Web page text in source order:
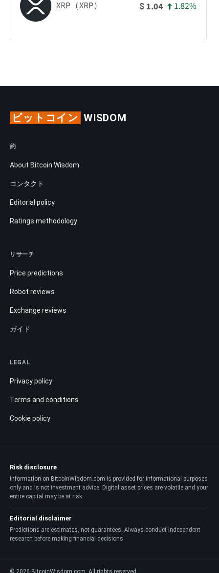
XRP（XRP） $ 1.04 1.82%
ビットコイン WISDOM
約
About Bitcoin Wisdom
コンタクト
Editorial policy
Ratings methodology
リサーチ
Price predictions
Robot reviews
Exchange reviews
ガイド
LEGAL
Privacy policy
Terms and conditions
Cookie policy
Risk disclosure
Information on BitcoinWisdom.com is provided for informational purposes
only and is not investment advice. Digital asset prices are volatile and your
entire capital may be at risk.
Editorial disclaimer
Predictions are estimates, not guarantees. Always conduct independent
research before making financial decisions.